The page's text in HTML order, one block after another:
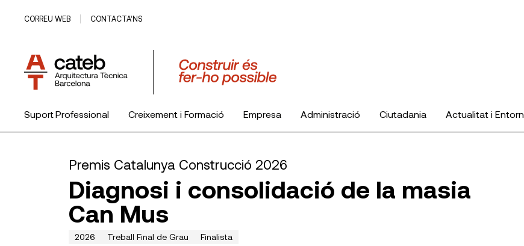
CORREU WEB CONTACTA’NS
Suport Professional Creixement i Formació Empresa Administració Ciutadania Actualitat i Entorn
Premis Catalunya Construcció 2026
Diagnosi i consolidació de la masia
Can Mus
2026 Treball Final de Grau Finalista